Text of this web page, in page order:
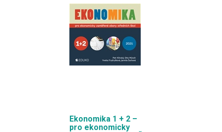
a vztazích mezi nimi,
který je vhodný pro
výuku ve vzdělávací
vzdělávání – Chemické
vzdělávání ve
variantě A.
A5 / 184 stran
Ekonomika 1 + 2 –
pro ekonomicky